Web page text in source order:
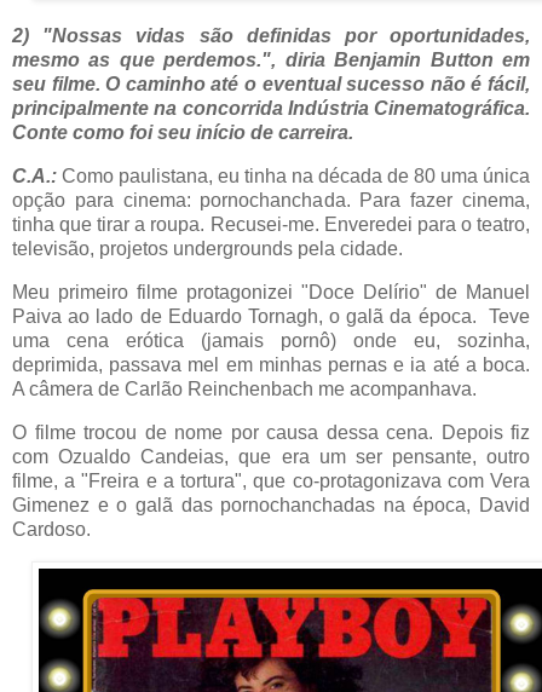
2) "Nossas vidas são definidas por oportunidades,
mesmo as que perdemos.", diria Benjamin Button em
seu filme. O caminho até o eventual sucesso não é fácil,
principalmente na concorrida Indústria Cinematográfica.
Conte como foi seu início de carreira.
C.A.: Como paulistana, eu tinha na década de 80 uma única
opção para cinema: pornochanchada. Para fazer cinema,
tinha que tirar a roupa. Recusei-me. Enveredei para o teatro,
televisão, projetos undergrounds pela cidade.
Meu primeiro filme protagonizei "Doce Delírio" de Manuel
Paiva ao lado de Eduardo Tornagh, o galã da época. Teve
uma cena erótica (jamais pornô) onde eu, sozinha,
deprimida, passava mel em minhas pernas e ia até a boca.
A câmera de Carlão Reinchenbach me acompanhava.
O filme trocou de nome por causa dessa cena. Depois fiz
com Ozualdo Candeias, que era um ser pensante, outro
filme, a "Freira e a tortura", que co-protagonizava com Vera
Gimenez e o galã das pornochanchadas na época, David
Cardoso.